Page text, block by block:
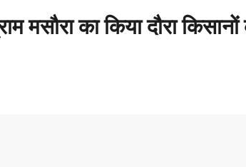
मसौरा का किया दौरा